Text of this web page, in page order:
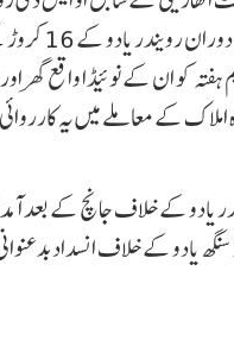
کو ان کے نوئیڈا واقع گھر
کے معاملے میں یہ
کے خلاف جانچ کے بعد
یادو کے خلاف انسداد